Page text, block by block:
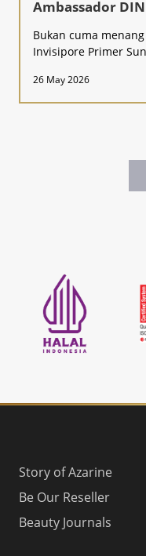
Ambassador
Bukan cuma
Invisipore Primer
26 May 2026
Story of Azarine
Be Our Reseller
Beauty Journals